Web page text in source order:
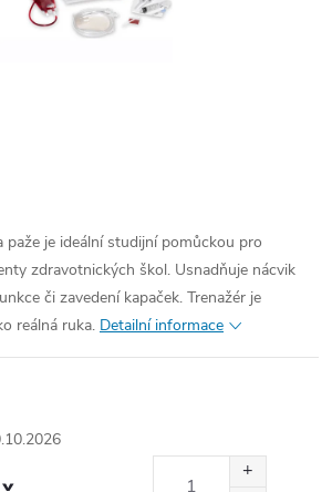
paže je ideální studijní pomůckou pro
zdravotnických škol. Usnadňuje nácvik
či zavedení kapaček. Trenažér je
reálná ruka. Detailní informace